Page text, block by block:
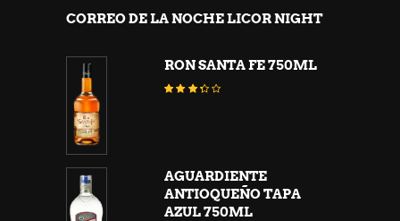
CORREO DE LA NOCHE LICOR NIGHT
RON SANTA FE 750ML
AGUARDIENTE
ANTIOQUEÑO TAPA
AZUL 750ML